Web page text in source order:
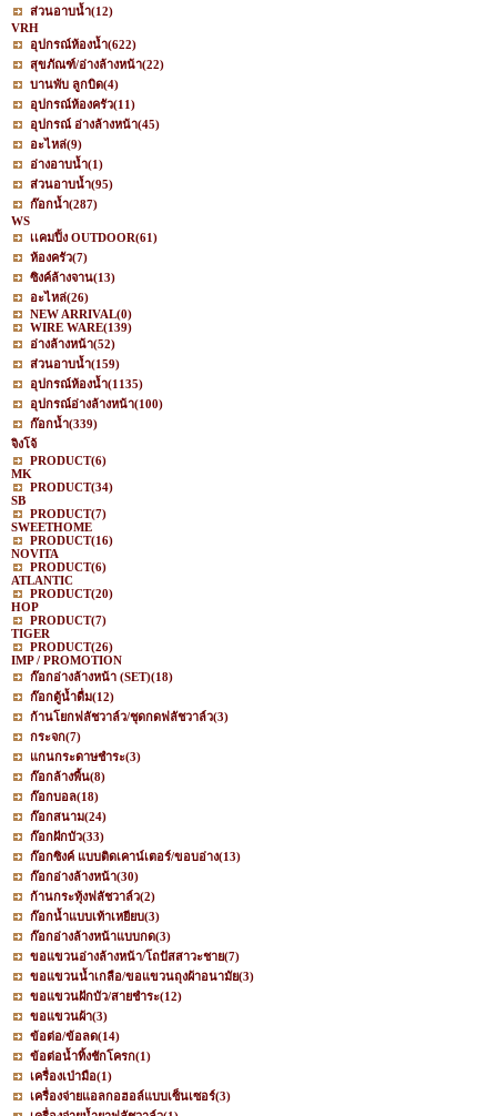
ส่วนอาบน้ำ(12)
VRH
อุปกรณ์ห้องน้ำ(622)
สุขภัณฑ์/อ่างล้างหน้า(22)
บานพับ ลูกบิด(4)
อุปกรณ์ห้องครัว(11)
อุปกรณ์ อ่างล้างหน้า(45)
อะไหล่(9)
อ่างอาบน้ำ(1)
ส่วนอาบน้ำ(95)
ก๊อกน้ำ(287)
WS
เเคมปิ้ง OUTDOOR(61)
ห้องครัว(7)
ซิงค์ล้างจาน(13)
อะไหล่(26)
NEW ARRIVAL(0)
WIRE WARE(139)
อ่างล้างหน้า(52)
ส่วนอาบน้ำ(159)
อุปกรณ์ห้องน้ำ(1135)
อุปกรณ์อ่างล้างหน้า(100)
ก๊อกน้ำ(339)
จิงโจ้
PRODUCT(6)
MK
PRODUCT(34)
SB
PRODUCT(7)
SWEETHOME
PRODUCT(16)
NOVITA
PRODUCT(6)
ATLANTIC
PRODUCT(20)
HOP
PRODUCT(7)
TIGER
PRODUCT(26)
IMP / PROMOTION
ก๊อกอ่างล้างหน้า (SET)(18)
ก๊อกตู้น้ำดื่ม(12)
ก้านโยกฟลัชวาล์ว/ชุดกดฟลัชวาล์ว(3)
กระจก(7)
แกนกระดาษชำระ(3)
ก๊อกล้างพื้น(8)
ก๊อกบอล(18)
ก๊อกสนาม(24)
ก๊อกฝักบัว(33)
ก๊อกซิงค์ แบบติดเคาน์เตอร์/ขอบอ่าง(13)
ก๊อกอ่างล้างหน้า(30)
ก้านกระทุ้งฟลัชวาล์ว(2)
ก๊อกน้ำแบบเท้าเหยียบ(3)
ก๊อกอ่างล้างหน้าแบบกด(3)
ขอแขวนอ่างล้างหน้า/โถปัสสาวะชาย(7)
ขอแขวนน้ำเกลือ/ขอแขวนถุงผ้าอนามัย(3)
ขอแขวนฝักบัว/สายชำระ(12)
ขอแขวนผ้า(3)
ข้อต่อ/ข้อลด(14)
ข้อต่อน้ำทิ้งชักโครก(1)
เครื่องเป่ามือ(1)
เครื่องจ่ายแอลกอฮอล์แบบเซ็นเซอร์(3)